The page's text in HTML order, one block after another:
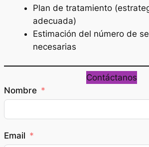
Plan de tratamiento
adecuada)
Estimación del número de
necesarias
Contáctanos
Nombre
Email